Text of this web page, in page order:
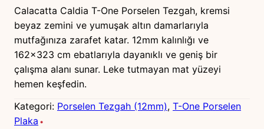
Calacatta Caldia T-One Porselen Tezgah, kremsi
beyaz zemini ve yumuşak altın damarlarıyla
mutfağınıza zarafet katar. 12mm kalınlığı ve
162×323 cm ebatlarıyla dayanıklı ve geniş bir
çalışma alanı sunar. Leke tutmayan mat yüzeyi
hemen keşfedin.
Kategori: Porselen Tezgah (12mm), T-One Porselen
Plaka